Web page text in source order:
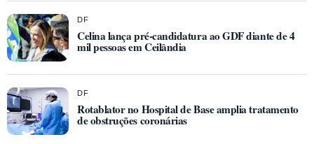
DF
Celina lança pré-candidatura ao GDF diante de 4
mil pessoas em Ceilândia
DF
Rotablator no Hospital de Base amplia tratamento
de obstruções coronárias